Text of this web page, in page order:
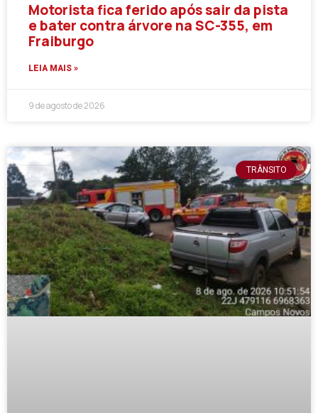
Motorista fica ferido após sair da pista
e bater contra árvore na SC-355, em
Fraiburgo
LEIA MAIS »
9 de agosto de 2026
TRÂNSITO